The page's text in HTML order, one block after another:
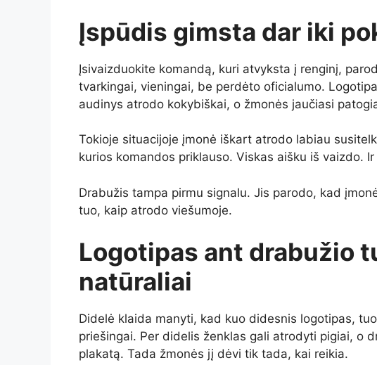
Įspūdis gimsta dar iki
Įsivaizduokite komandą, kuri atvyksta į renginį,
tvarkingai, vieningai, be perdėto oficialumo.
audinys atrodo kokybiškai, o žmonės jaučiasi
Tokioje situacijoje įmonė iškart atrodo labiau
kurios komandos priklauso. Viskas aišku iš vaizdo.
Drabužis tampa pirmu signalu. Jis parodo, kad
tuo, kaip atrodo viešumoje.
Logotipas ant drabužio
natūraliai
Didelė klaida manyti, kad kuo didesnis logotipas,
priešingai. Per didelis ženklas gali atrodyti pigiai, o
plakatą. Tada žmonės jį dėvi tik tada, kai reikia.